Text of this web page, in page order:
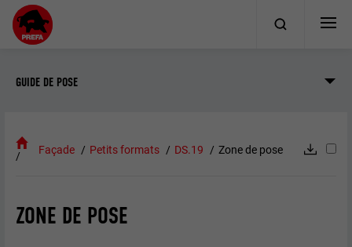
GUIDE DE POSE
Façade Petits formats DS.19 Zone de pose
ZONE DE POSE